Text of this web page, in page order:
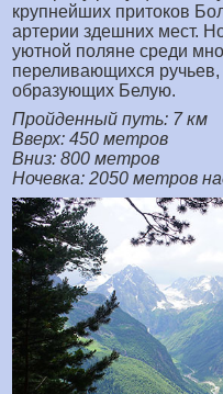
крупнейших притоков
артерии здешних мест.
уютной поляне среди
переливающихся
образующих Белую.
Пройденный путь: 7 км
Вверх: 450 метров
Вниз: 800 метров
Ночевка: 2050 метров